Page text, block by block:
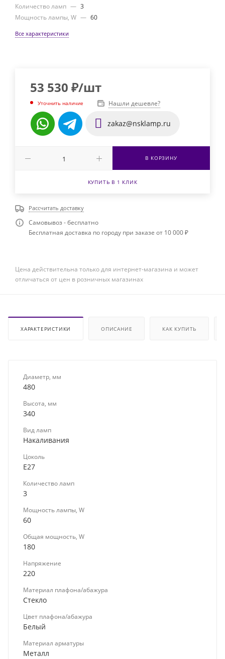
Количество ламп — 3
Мощность лампы, W — 60
Все характеристики
53 530 ₽/шт
Уточнить наличие Нашли дешевле?
zakaz@nsklamp.ru
В КОРЗИНУ
КУПИТЬ В 1 КЛИК
Рассчитать доставку
Самовывоз - бесплатно
Бесплатная доставка по городу при заказе от 10 000 ₽
Цена действительна только для интернет-магазина и может
отличаться от цен в розничных магазинах
ХАРАКТЕРИСТИКИ ОПИСАНИЕ КАК КУПИТЬ
Диаметр, мм
480
Высота, мм
340
Вид ламп
Накаливания
Цоколь
E27
Количество ламп
3
Мощность лампы, W
60
Общая мощность, W
180
Напряжение
220
Материал плафона/абажура
Стекло
Цвет плафона/абажура
Белый
Материал арматуры
Металл